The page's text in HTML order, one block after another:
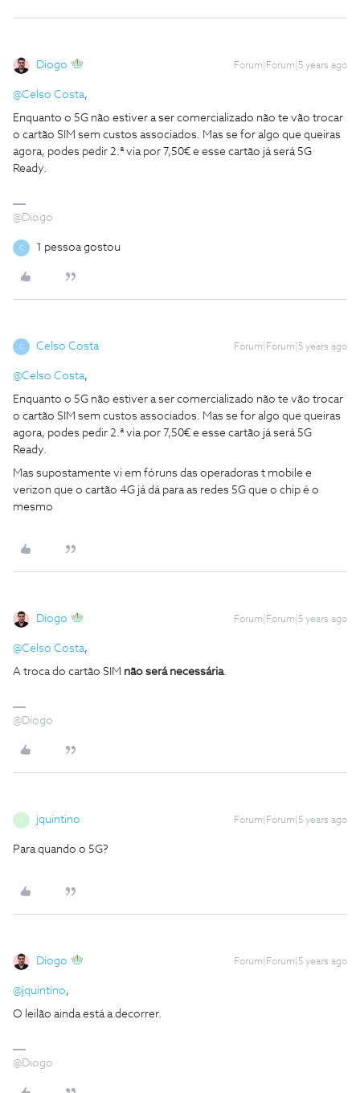
Diogo Forum|Forum|5 years ago
@Celso Costa,
Enquanto o 5G não estiver a ser comercializado não te vão trocar
o cartão SIM sem custos associados. Mas se for algo que queiras
agora, podes pedir 2.ª via por 7,50€ e esse cartão já será 5G
Ready.
@Diogo
C 1 pessoa gostou
C Celso Costa Forum|Forum|5 years ago
@Celso Costa,
Enquanto o 5G não estiver a ser comercializado não te vão trocar
o cartão SIM sem custos associados. Mas se for algo que queiras
agora, podes pedir 2.ª via por 7,50€ e esse cartão já será 5G
Ready.
Mas supostamente vi em fóruns das operadoras t mobile e
verizon que o cartão 4G já dá para as redes 5G que o chip é o
mesmo
Diogo Forum|Forum|5 years ago
@Celso Costa,
A troca do cartão SIM não será necessária.
@Diogo
jquintino Forum|Forum|5 years ago
Para quando o 5G?
Diogo Forum|Forum|5 years ago
@jquintino,
O leilão ainda está a decorrer.
@Diogo